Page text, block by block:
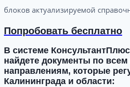
блоков актуализируемой
Попробовать бесплатно
В системе
найдете документы по
направлениям, которые
Калининграда и области: